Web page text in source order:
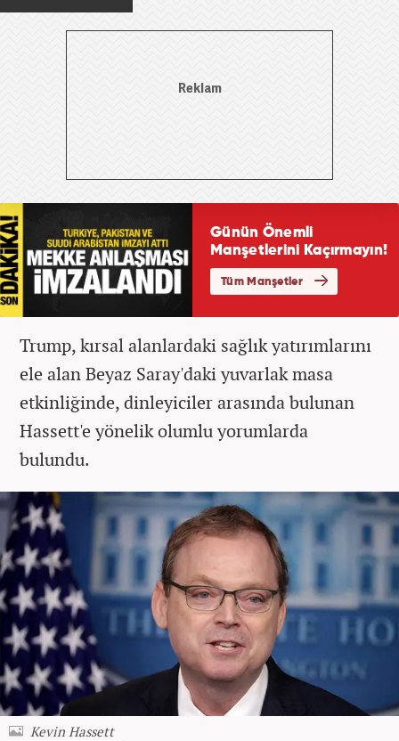
Trump, kırsal alanlardaki sağlık yatırımlarını
ele alan Beyaz Saray'daki yuvarlak masa
etkinliğinde, dinleyiciler arasında bulunan
Hassett'e yönelik olumlu yorumlarda
bulundu.
Kevin Hassett